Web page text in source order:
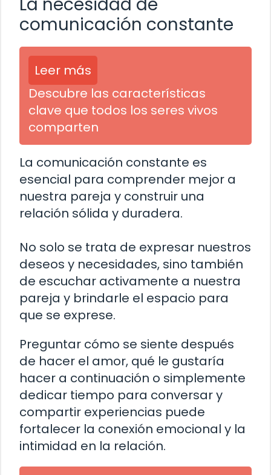
comunicación constante
Leer más
Descubre las características
clave que todos los seres vivos
comparten
La comunicación constante es
esencial para comprender mejor a
nuestra pareja y construir una
relación sólida y duradera.
No solo se trata de expresar nuestros
deseos y necesidades, sino también
de escuchar activamente a nuestra
pareja y brindarle el espacio para
que se exprese.
Preguntar cómo se siente después
de hacer el amor, qué le gustaría
hacer a continuación o simplemente
dedicar tiempo para conversar y
compartir experiencias puede
fortalecer la conexión emocional y la
intimidad en la relación.